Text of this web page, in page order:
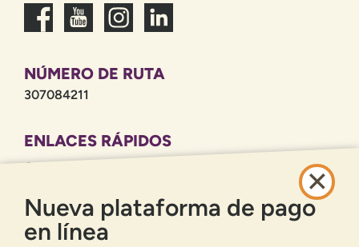
NÚMERO DE RUTA
307084211
ENLACES RÁPIDOS
CARRERAS PROFESIONALES
MAPA DEL SITIO
Nueva plataforma de pago
en línea